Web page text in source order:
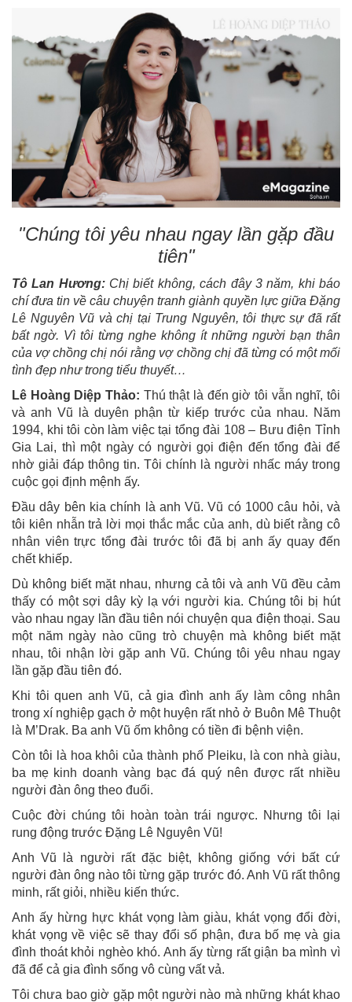
"Chúng tôi yêu nhau ngay lần gặp đầu
tiên"
Tô Lan Hương:Chị biết không, cách đây 3 năm, khi báo
chí đưa tin về câu chuyện tranh giành quyền lực giữa Đặng
Lê Nguyên Vũ và chị tại Trung Nguyên, tôi thực sự đã rất
bất ngờ. Vì tôi từng nghe không ít những người bạn thân
của vợ chồng chị nói rằng vợ chồng chị đã từng có một mối
tình đẹp như trong tiểu thuyết…
Lê Hoàng Diệp Thảo: Thú thật là đến giờ tôi vẫn nghĩ, tôi
và anh Vũ là duyên phận từ kiếp trước của nhau. Năm
1994, khi tôi còn làm việc tại tổng đài 108 – Bưu điện Tỉnh
Gia Lai, thì một ngày có người gọi điện đến tổng đài để
nhờ giải đáp thông tin. Tôi chính là người nhấc máy trong
cuộc gọi định mệnh ấy.
Đầu dây bên kia chính là anh Vũ. Vũ có 1000 câu hỏi, và
tôi kiên nhẫn trả lời mọi thắc mắc của anh, dù biết rằng cô
nhân viên trực tổng đài trước tôi đã bị anh ấy quay đến
chết khiếp.
Dù không biết mặt nhau, nhưng cả tôi và anh Vũ đều cảm
thấy có một sợi dây kỳ lạ với người kia. Chúng tôi bị hút
vào nhau ngay lần đầu tiên nói chuyện qua điện thoại. Sau
một năm ngày nào cũng trò chuyện mà không biết mặt
nhau, tôi nhận lời gặp anh Vũ. Chúng tôi yêu nhau ngay
lần gặp đầu tiên đó.
Khi tôi quen anh Vũ, cả gia đình anh ấy làm công nhân
trong xí nghiệp gạch ở một huyện rất nhỏ ở Buôn Mê Thuột
là M’Drak. Ba anh Vũ ốm không có tiền đi bệnh viện.
Còn tôi là hoa khôi của thành phố Pleiku, là con nhà giàu,
ba mẹ kinh doanh vàng bạc đá quý nên được rất nhiều
người đàn ông theo đuổi.
Cuộc đời chúng tôi hoàn toàn trái ngược. Nhưng tôi lại
rung động trước Đặng Lê Nguyên Vũ!
Anh Vũ là người rất đặc biệt, không giống với bất cứ
người đàn ông nào tôi từng gặp trước đó. Anh Vũ rất thông
minh, rất giỏi, nhiều kiến thức.
Anh ấy hừng hực khát vọng làm giàu, khát vọng đổi đời,
khát vọng về việc sẽ thay đổi số phận, đưa bố mẹ và gia
đình thoát khỏi nghèo khó. Anh ấy từng rất giận ba mình vì
đã để cả gia đình sống vô cùng vất vả.
Tôi chưa bao giờ gặp một người nào mà những khát khao